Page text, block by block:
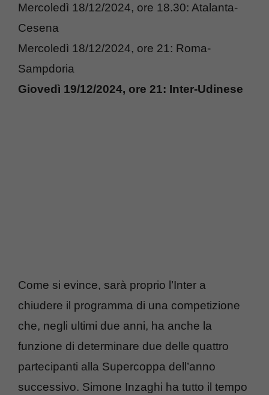
Mercoledì 18/12/2024, ore 18.30: Atalanta-
Cesena
Mercoledì 18/12/2024, ore 21: Roma-
Sampdoria
Giovedì 19/12/2024, ore 21: Inter-Udinese
Come si evince, sarà proprio l’Inter a
chiudere il programma di una competizione
che, negli ultimi due anni, ha anche la
funzione di determinare due delle quattro
partecipanti alla Supercoppa dell’anno
successivo. Simone Inzaghi ha tutto il tempo